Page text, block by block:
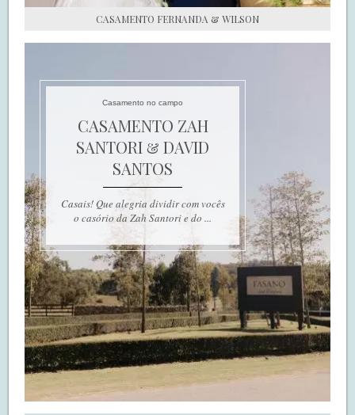
CASAMENTO FERNANDA & WILSON
Casamento no campo
CASAMENTO ZAH
SANTORI & DAVID
SANTOS
Casais! Que alegria dividir com vocês
o casório da Zah Santori e do ...